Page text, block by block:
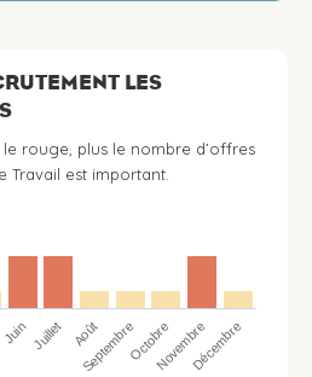
LES
rouge, plus le nombre d’offres
Travail est important.
Juin Juillet Août
SeptembreOctobreNovembreDécembre